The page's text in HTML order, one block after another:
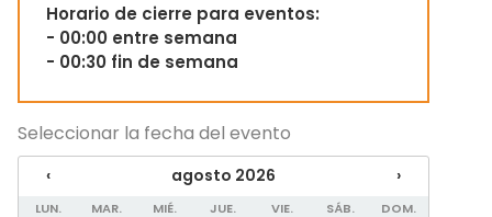
Boda
Cena / Comida
Reunión / Workshop
Evento corporativo
Fiesta infantil
Fiesta de empresa
Celebración familiar
Team building / Recreación
Horario de cierre para eventos:
- 00:00 entre semana
- 00:30 fin de semana
Seleccionar la fecha del evento
‹ agosto 2026 ›
LUN. MAR. MIÉ. JUE. VIE. SÁB. DOM.